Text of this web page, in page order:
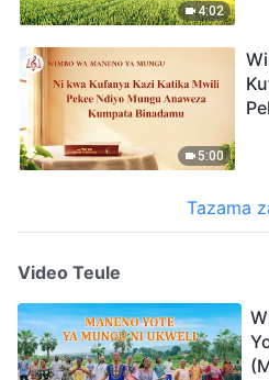
4:02
5:00
Tazama
Video Teule